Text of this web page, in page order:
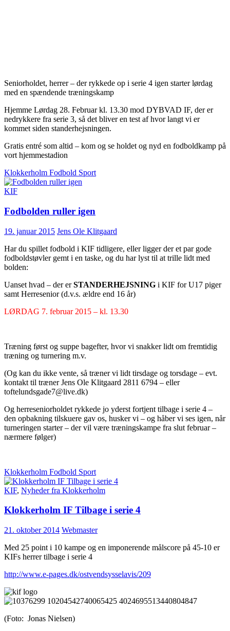
Seniorholdet, herrer – der rykkede op i serie 4 igen starter lørdag
med en spændende træningskamp
Hjemme Lørdag 28. Februar kl. 13.30 mod DYBVAD IF, der er
nedrykkere fra serie 3, så det bliver en test af hvor langt vi er
kommet siden standerhejsningen.
Gratis entré som altid – kom og se holdet og nyd en fodboldkamp på
vort hjemmestadion
Klokkerholm Fodbold Sport
KIF
Fodbolden ruller igen
19. januar 2015 Jens Ole Klitgaard
Har du spillet fodbold i KIF tidligere, eller ligger der et par gode
fodboldstøvler gemt i en taske, og du har lyst til at trille lidt med
bolden:
Uanset hvad – der erSTANDERHEJSNING i KIF for U17 piger
samt Herresenior (d.v.s. ældre end 16 år)
LØRDAG 7. februar 2015 – kl. 13.30
Træning først og suppe bagefter, hvor vi snakker lidt om fremtidig
træning og turnering m.v.
(Og kan du ikke vente, så træner vi lidt tirsdage og torsdage – evt.
kontakt til træner Jens Ole Klitgaard 2811 6794 – eller
toftelundsgade7@live.dk)
Og herreseniorholdet rykkede jo yderst fortjent tilbage i serie 4 –
den opbakning tilskuere gav os, husker vi – og håber vi ses igen, når
turneringen starter – der vil være træningskampe fra slut februar –
nærmere følger)
Klokkerholm Fodbold Sport
KIF, Nyheder fra Klokkerholm
Klokkerholm IF Tilbage i serie 4
21. oktober 2014 Webmaster
Med 25 point i 10 kampe og en imponerende målscore på 45-10 er
KIFs herrer tilbage i serie 4
http://www.e-pages.dk/ostvendsysselavis/209
(Foto: Jonas Nielsen)